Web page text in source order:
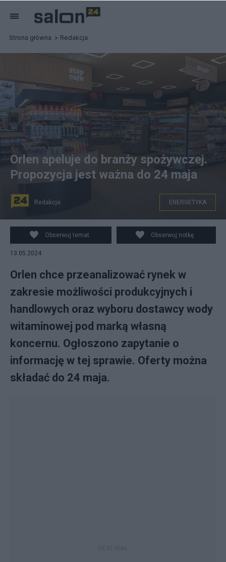
Strona główna Redakcja
Fot. Orlen
Orlen apeluje do branży spożywczej.
Propozycja jest ważna do 24 maja
Redakcja ENERGETYKA
Obserwuj temat Obserwuj notkę
13.05.2024
Orlen chce przeanalizować rynek w
zakresie możliwości produkcyjnych i
handlowych oraz wyboru dostawcy wody
witaminowej pod marką własną
koncernu. Ogłoszono zapytanie o
informację w tej sprawie. Oferty można
składać do 24 maja.